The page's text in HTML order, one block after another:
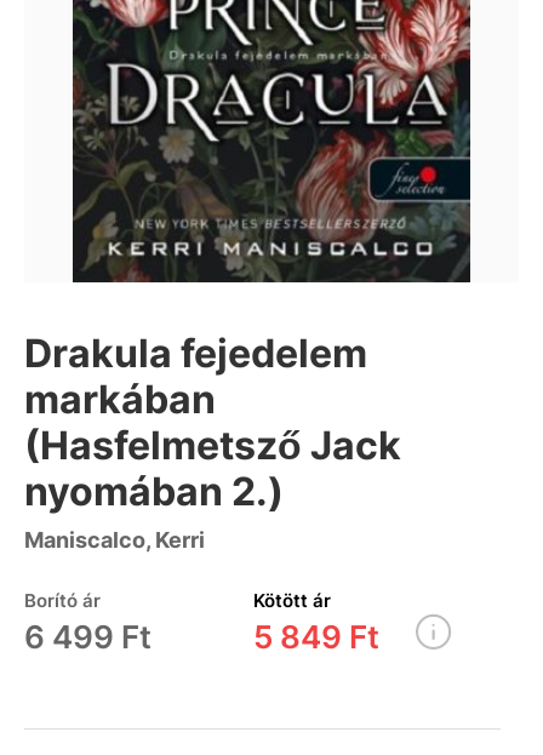
Drakula fejedelem
markában
(Hasfelmetsző Jack
nyomában 2.)
Maniscalco, Kerri
Borító ár
6 499 Ft
Kötött ár
5 849 Ft